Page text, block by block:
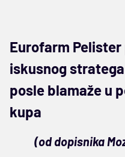
Eurofarm
iskusnog
posle blamaže u
kupa
(od dopisnika